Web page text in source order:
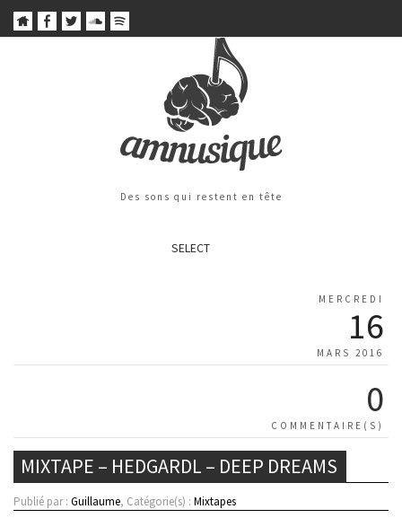
Des sons qui restent en tête
SELECT
MERCREDI
16
MARS 2016
0
COMMENTAIRE(S)
MIXTAPE – HEDGARDL – DEEP DREAMS
Publié par : Guillaume, Catégorie(s) : Mixtapes